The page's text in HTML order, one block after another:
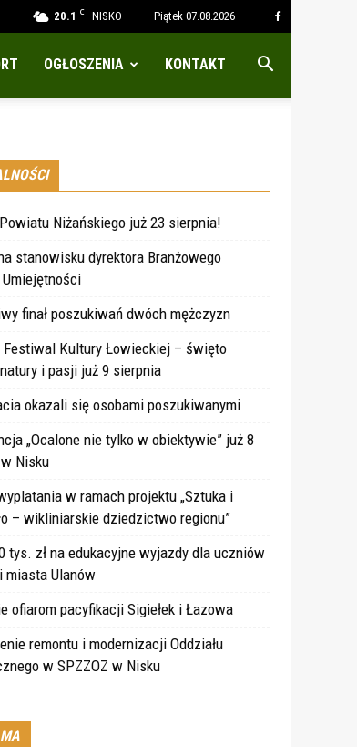
20.1 C NISKO Piątek 07.08.2026
OGŁOSZENIA KONTAKT
Niżańskiego już 23 sierpnia!
stanowisku dyrektora Branżowego
Umiejętności
finał poszukiwań dwóch mężczyzn
Festiwal Kultury Łowieckiej – święto
i pasji już 9 sierpnia
okazali się osobami poszukiwanymi
„Ocalone nie tylko w obiektywie” już 8
Nisku
w ramach projektu „Sztuka i
– wikliniarskie dziedzictwo regionu”
tys. zł na edukacyjne wyjazdy dla uczniów
miasta Ulanów
ofiarom pacyfikacji Sigiełek i Łazowa
remontu i modernizacji Oddziału
w SPZZOZ w Nisku